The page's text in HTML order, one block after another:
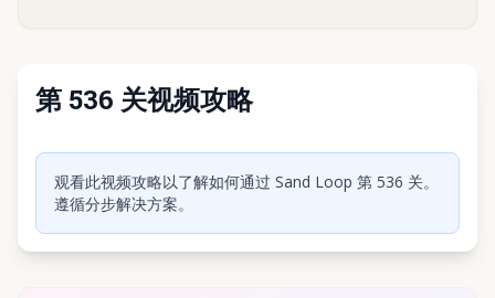
第 536 关视频攻略
点击播放视频
观看此视频攻略以了解如何通过 Sand Loop 第 536 关。
遵循分步解决方案。